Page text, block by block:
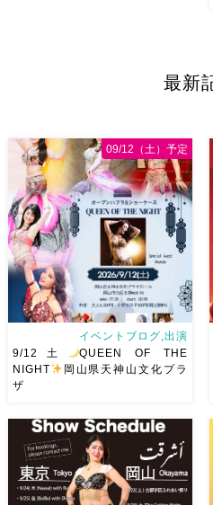
Show 】 Guest DancerTixi最新
2026/9/12(土)Ricoさん主催
QUEEN OF THE NIGHT岡山
県天神山文化プラザ Guestに女
神 @mayadyorientaldance
さん
女神のオーラ浴びに行き
イベントブログ,出演
9/12土
QUEEN OF THE
NIGHT
岡山県天神山文化プラ
ザ
09/12（土）予定